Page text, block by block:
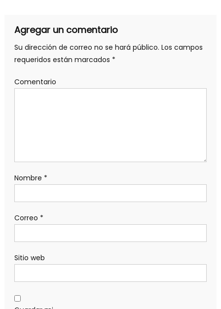
Agregar un comentario
Su dirección de correo no se hará público. Los campos
requeridos están marcados *
Comentario
Nombre *
Correo *
Sitio web